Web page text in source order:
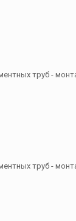
труб -
труб -